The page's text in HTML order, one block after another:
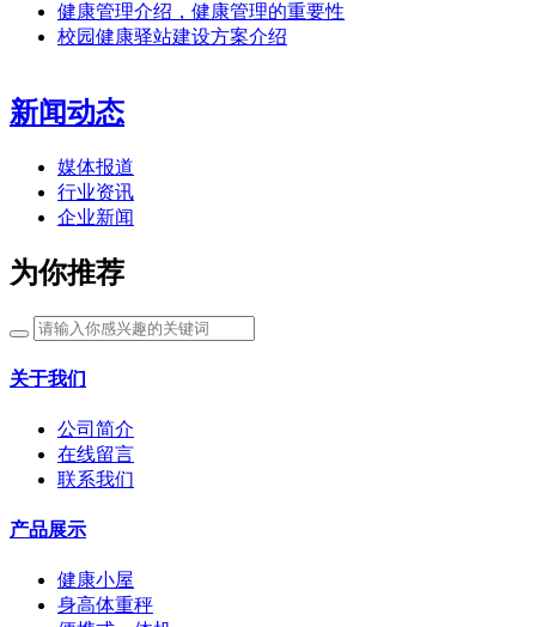
健康管理介绍，健康管理的重要性
校园健康驿站建设方案介绍
新闻动态
媒体报道
行业资讯
企业新闻
为你推荐
关于我们
公司简介
在线留言
联系我们
产品展示
健康小屋
身高体重秤